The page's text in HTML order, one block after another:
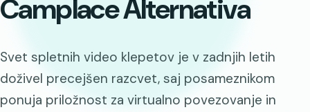
Camplace Alternativa
Svet spletnih video klepetov je v zadnjih letih
doživel precejšen razcvet, saj posameznikom
ponuja priložnost za virtualno povezovanje in